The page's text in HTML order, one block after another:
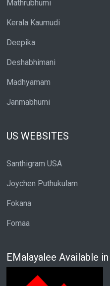
Mathrubhumi
Kerala Kaumudi
Deepika
Deshabhimani
Madhyamam
Janmabhumi
US WEBSITES
Santhigram USA
Joychen Puthukulam
Fokana
Fomaa
EMalayalee Available